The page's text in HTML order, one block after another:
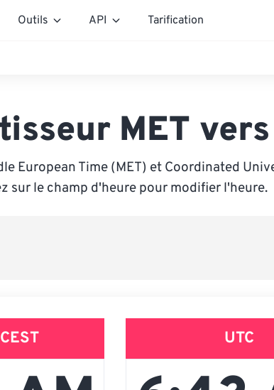
Outils API Tarification
MET vers
European Time (MET) et Coordinated
sur le champ d'heure pour modifier l'heure.
UTC